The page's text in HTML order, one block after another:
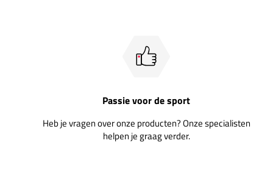
Passie voor de sport
Heb je vragen over onze producten? Onze specialisten
helpen je graag verder.